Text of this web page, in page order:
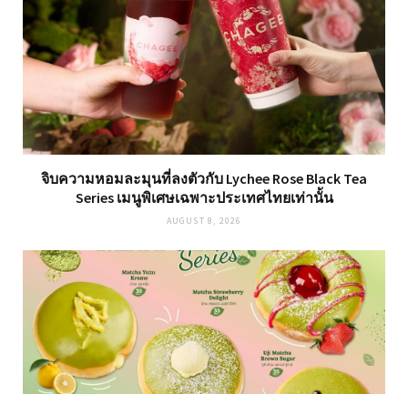
จิบความหอมละมุนที่ลงตัวกับ Lychee Rose Black Tea
Series เมนูพิเศษเฉพาะประเทศไทยเท่านั้น
AUGUST 8, 2026